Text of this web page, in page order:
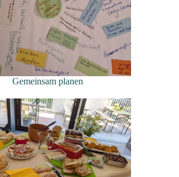
Gemeinsam planen